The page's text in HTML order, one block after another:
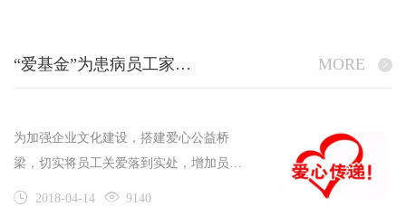
“爱基金”为患病员工家属送去温暖 MORE
为加强企业文化建设，搭建爱心公益桥
梁，切实将员工关爱落到实处，增加员工
的归属感，超利维公司早在2015年9月成
2018-04-14 9140